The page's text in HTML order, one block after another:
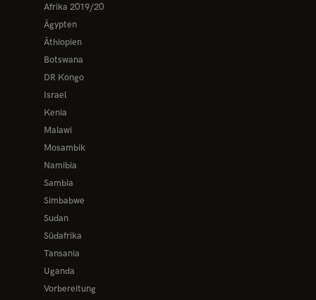
Afrika 2019/20
Ägypten
Äthiopien
Botswana
DR Kongo
Israel
Kenia
Malawi
Mosambik
Namibia
Sambia
Simbabwe
Sudan
Südafrika
Tansania
Uganda
Vorbereitung